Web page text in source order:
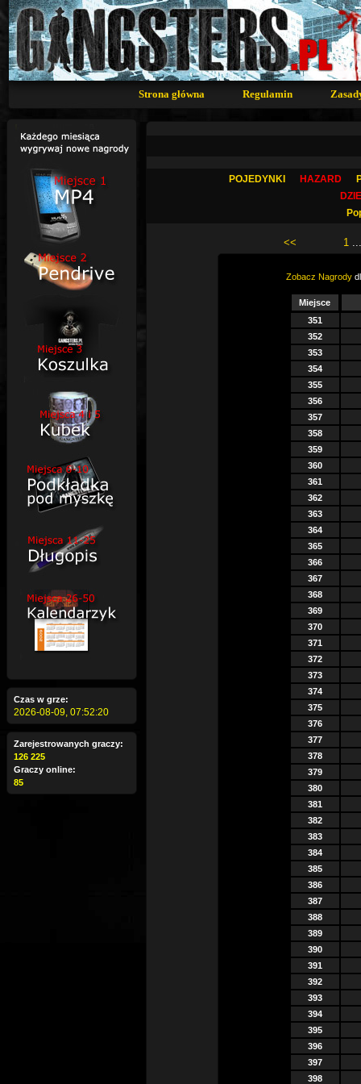
Strona główna Regulamin
Czas w grze:
2026-08-09, 07:52:21
Zarejestrowanych graczy:
126 225
Graczy online:
85
POJEDYNKI HAZARD
<< 1
Zobacz Nagrody
Miejsce
351
352
353
354
355
356
357
358
359
360
361
362
363
364
365
366
367
368
369
370
371
372
373
374
375
376
377
378
379
380
381
382
383
384
385
386
387
388
389
390
391
392
393
394
395
396
397
398